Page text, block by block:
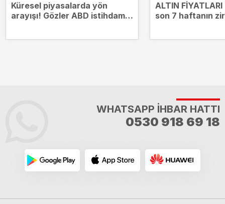
Küresel piyasalarda yön
arayışı! Gözler ABD istihdam
ALTIN
son 7 haftanın
WHATSAPP İHBAR HATTI
0530 918 69 18